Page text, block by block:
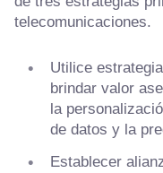
telecomunicaciones.
Utilice
brindar valor
la
de datos y la
Establecer